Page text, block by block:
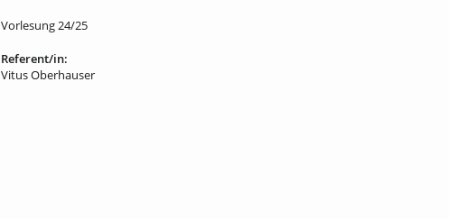
Vorlesung 24/25
Referent/in:
Vitus Oberhauser